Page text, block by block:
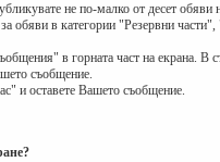
не по-малко от десет обяви
обяви в категории "Резервни
в горната част на екрана. В
съобщение.
и оставете Вашето съобщение.